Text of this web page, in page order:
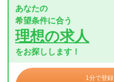
あなたの
希望条件に合う
理想の求人
をお探しします！
1分で登録